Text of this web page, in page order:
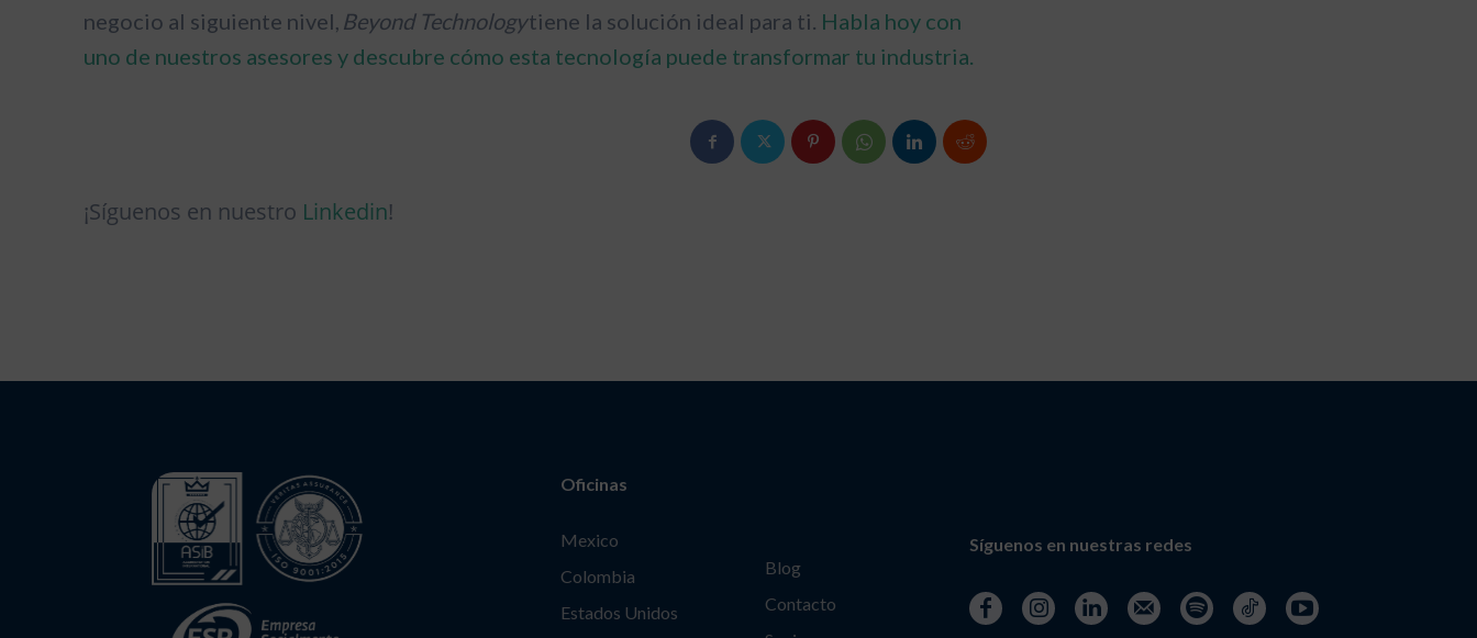
negocio al siguiente nivel, Beyond Technologytiene la solución ideal para ti. Habla hoy con
uno de nuestros asesores y descubre cómo esta tecnología puede transformar tu industria.
¡Síguenos en nuestro Linkedin!
Oficinas
Mexico
Colombia
Estados Unidos
Blog
Contacto
Síguenos en nuestras redes